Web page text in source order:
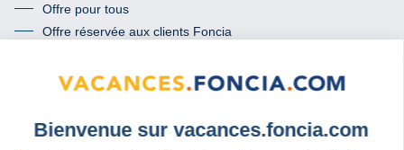
Offre pour tous
Offre réservée aux clients Foncia